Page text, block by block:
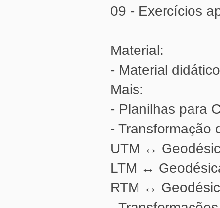
09 - Exercícios
Material:
- Material
Mais:
- Planilhas para
- Transformação
UTM ↔
LTM ↔
RTM ↔